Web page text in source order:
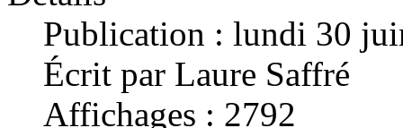
Publication : lundi 30
Écrit par Laure Saffré
Affichages : 2792